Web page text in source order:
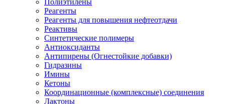
Полиэтилены
Реагенты
Реагенты для повышения нефтеотдачи
Реактивы
Синтетические полимеры
Антиоксиданты
Антипирены (Огнестойкие добавки)
Гидразины
Имины
Кетоны
Координационные (комплексные) соединения
Лактоны